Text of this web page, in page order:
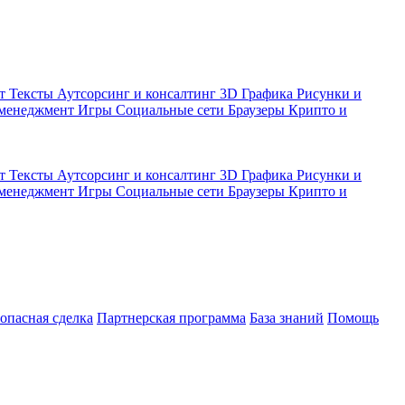
Тексты Аутсорсинг и консалтинг 3D Графика Рисунки и
Игры Социальные сети Браузеры Крипто и
Тексты Аутсорсинг и консалтинг 3D Графика Рисунки и
Игры Социальные сети Браузеры Крипто и
сделка Партнерская программа База знаний Помощь